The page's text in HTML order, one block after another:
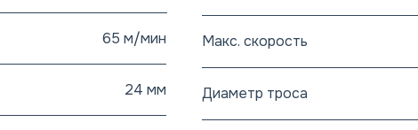
Макс. скорость
Диаметр троса
65 м/мин
24 мм